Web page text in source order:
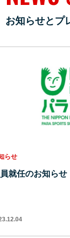
お知らせとプ
らせ
就任のお知らせ